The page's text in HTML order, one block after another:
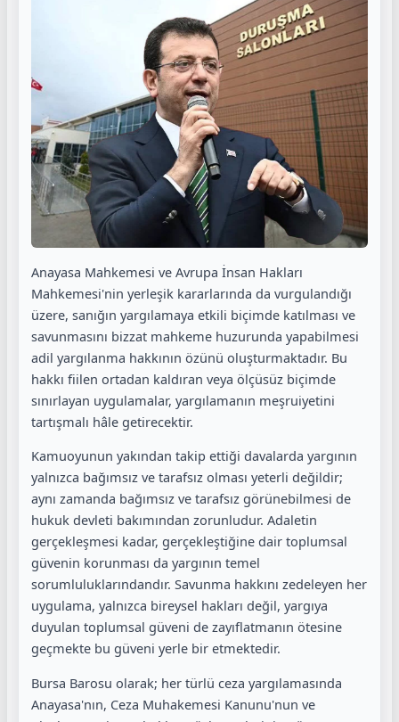
Anayasa Mahkemesi ve Avrupa İnsan Hakları
Mahkemesi'nin yerleşik kararlarında da vurgulandığı
üzere, sanığın yargılamaya etkili biçimde katılması ve
savunmasını bizzat mahkeme huzurunda yapabilmesi
adil yargılanma hakkının özünü oluşturmaktadır. Bu
hakkı fiilen ortadan kaldıran veya ölçüsüz biçimde
sınırlayan uygulamalar, yargılamanın meşruiyetini
tartışmalı hâle getirecektir.
Kamuoyunun yakından takip ettiği davalarda yargının
yalnızca bağımsız ve tarafsız olması yeterli değildir;
aynı zamanda bağımsız ve tarafsız görünebilmesi de
hukuk devleti bakımından zorunludur. Adaletin
gerçekleşmesi kadar, gerçekleştiğine dair toplumsal
güvenin korunması da yargının temel
sorumluluklarındandır. Savunma hakkını zedeleyen her
uygulama, yalnızca bireysel hakları değil, yargıya
duyulan toplumsal güveni de zayıflatmanın ötesine
geçmekte bu güveni yerle bir etmektedir.
Bursa Barosu olarak; her türlü ceza yargılamasında
Anayasa'nın, Ceza Muhakemesi Kanunu'nun ve